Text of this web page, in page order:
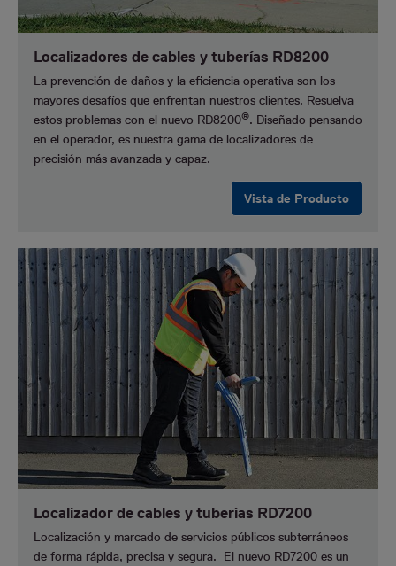
Localizadores de cables y tuberías RD8200
La prevención de daños y la eficiencia operativa son los
mayores desafíos que enfrentan nuestros clientes. Resuelva
estos problemas con el nuevo RD8200®. Diseñado pensando
en el operador, es nuestra gama de localizadores de
precisión más avanzada y capaz.
Vista de Producto
Localizador de cables y tuberías RD7200
Localización y marcado de servicios públicos subterráneos
de forma rápida, precisa y segura. El nuevo RD7200 es un